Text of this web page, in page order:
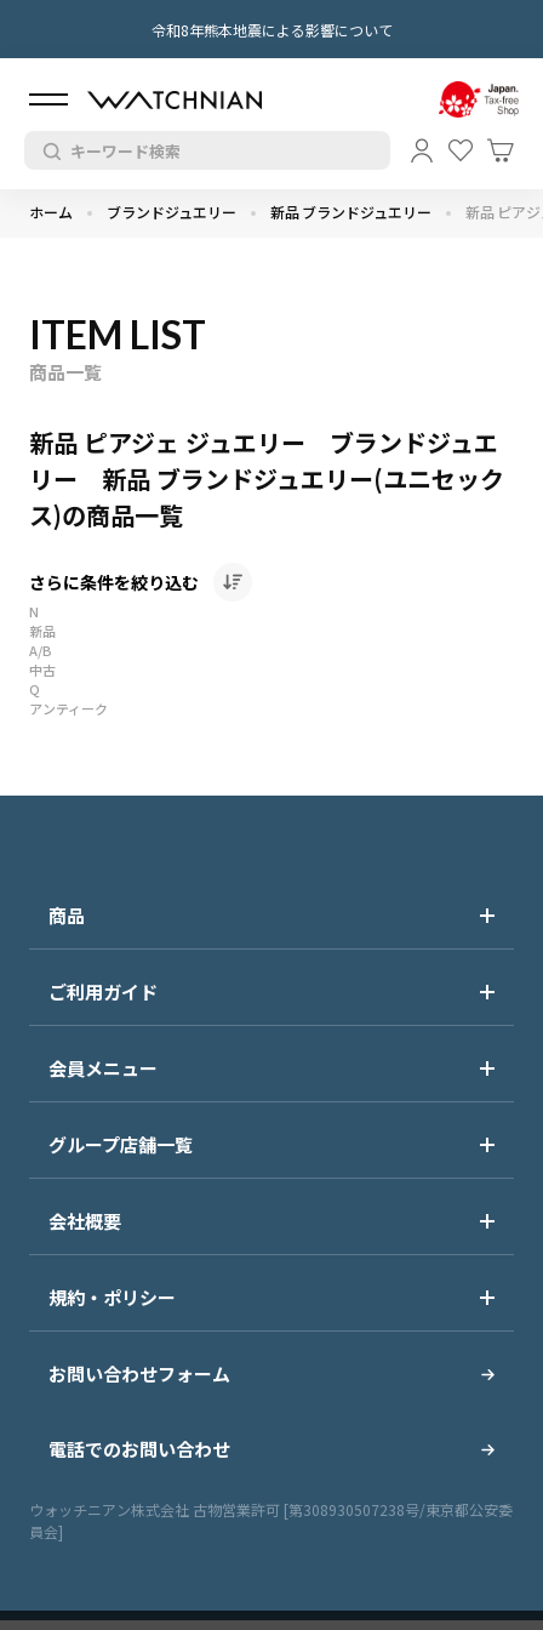
令和8年熊本地震による影響について
ホーム ブランドジュエリー 新品 ブランドジュエリー 新品 ピア
ITEM LIST
商品一覧
新品 ピアジェ ジュエリー ブランドジュエ
リー 新品 ブランドジュエリー(ユニセック
ス)の商品一覧
さらに条件を絞り込む
N
新品
A/B
中古
Q
アンティーク
商品
ご利用ガイド
会員メニュー
グループ店舗一覧
会社概要
規約・ポリシー
お問い合わせフォーム
電話でのお問い合わせ
ウォッチニアン株式会社 古物営業許可 [第308930507238号/東京都公安委
員会]